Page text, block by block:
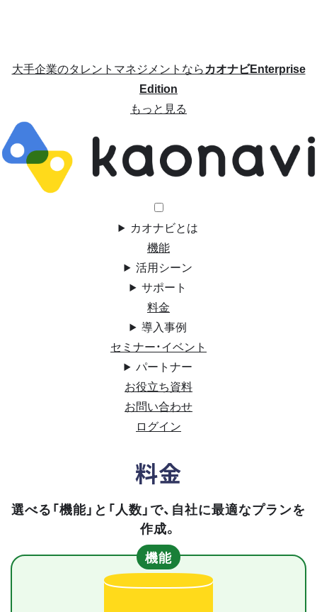
大手企業のタレントマネジメントならカオナビEnterprise
Edition
もっと見る
カオナビとは
機能
活用シーン
サポート
料金
導入事例
セミナー・イベント
パートナー
お役立ち資料
お問い合わせ
ログイン
料金
選べる「機能」と「人数」で、自社に最適なプランを
作成。
機能